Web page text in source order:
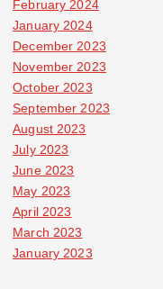
February 2024
January 2024
December 2023
November 2023
October 2023
September 2023
August 2023
July 2023
June 2023
May 2023
April 2023
March 2023
January 2023